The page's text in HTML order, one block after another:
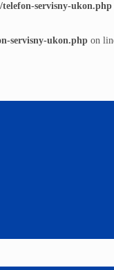
telefon-servisny-ukon.php
servisny-ukon.php on